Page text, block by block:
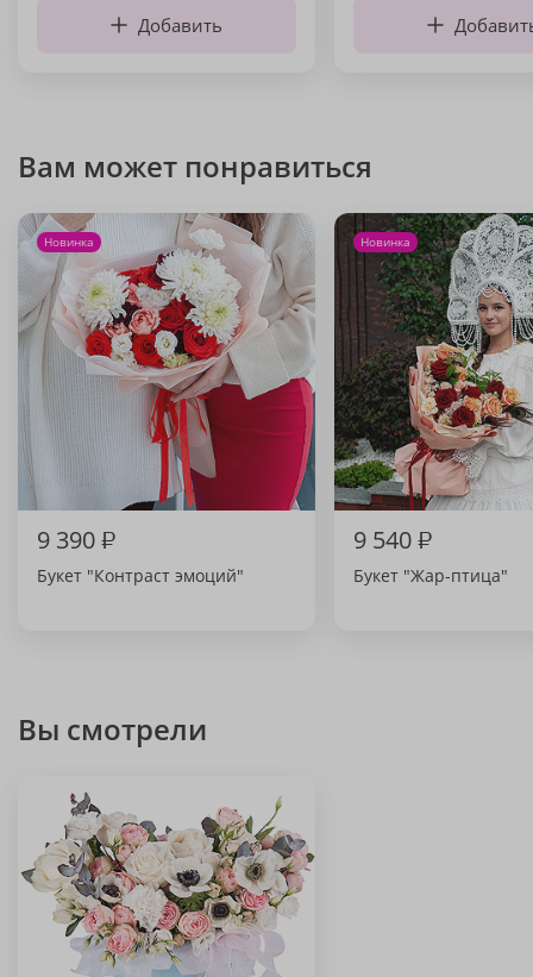
Добавить
Вам может понравиться
Новинка
9 390₽
Букет "Контраст эмоций"
Новинка
9 540₽
Букет "Жар-птица"
Вы смотрели